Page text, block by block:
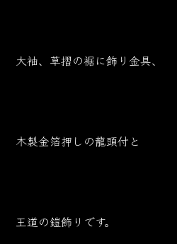
大袖、草摺の裾に飾り金具、
木製金箔押しの龍頭付と
王道の鎧飾りです。